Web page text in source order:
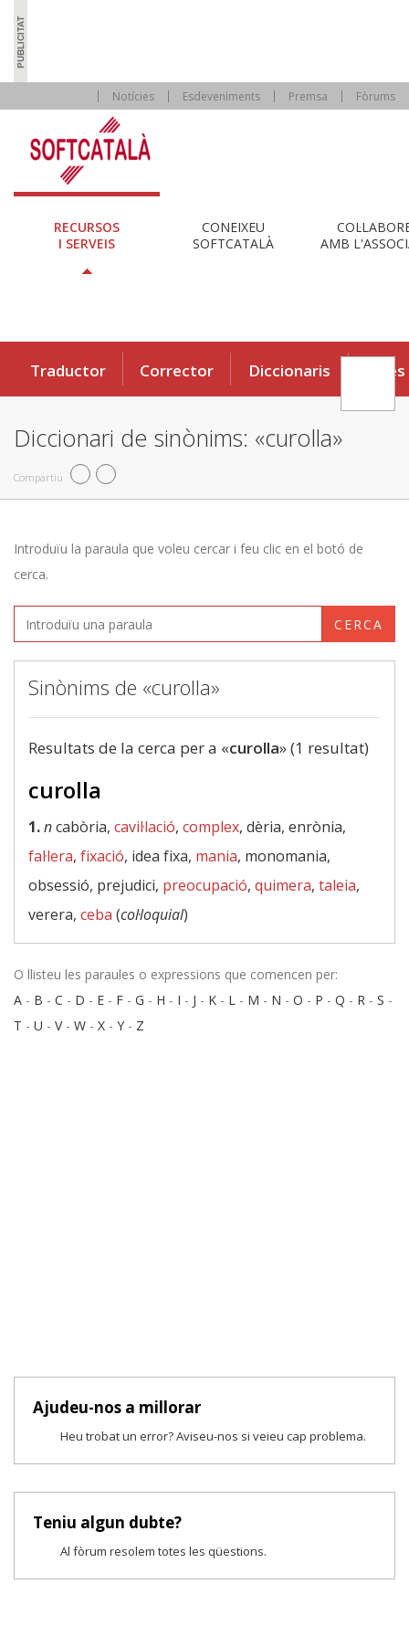
Notícies Esdeveniments Premsa Fòrums
RECURSOS
I SERVEIS
CONEIXEU
SOFTCATALÀ
AMB
Traductor Corrector Diccionaris Eines
Diccionari de sinònims: «curolla»
Compartiu
Introduïu la paraula que voleu cercar i feu clic en el botó de
cerca.
CERCA
Sinònims de «curolla»
Resultats de la cerca per a «curolla» (1 resultat)
curolla
1.ncabòria, cavil·lació, complex, dèria, enrònia,
fal·lera, fixació, idea fixa, mania, monomania,
obsessió, prejudici, preocupació, quimera, taleia,
verera, ceba (col·loquial)
O llisteu les paraules o expressions que comencen per:
A - B - C - D - E - F - G - H - I - J - K - L - M - N - O - P - Q - R - S -
T - U - V- W - X - Y - Z
Ajudeu-nos a millorar
Heu trobat un error? Aviseu-nos si veieu cap problema.
Teniu algun dubte?
Al fòrum resolem totes les qüestions.